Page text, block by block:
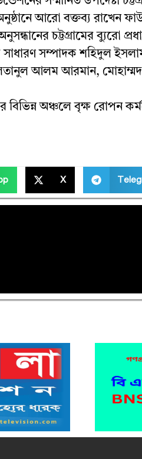
আরো বক্তব্য রাখেন
চট্টগ্রামের ব্যুরো
সাধারণ সম্পাদক শহিদুল
আলম আরমান,
বিভিন্ন অঞ্চলে বৃক্ষ রোপন
X